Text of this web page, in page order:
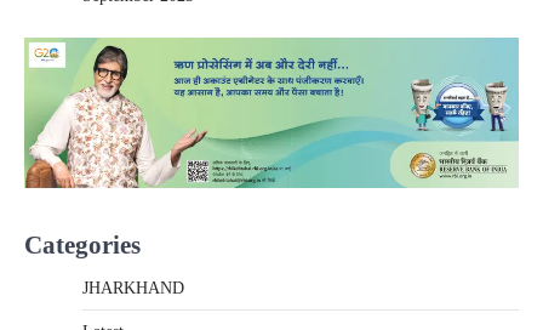
Categories
JHARKHAND